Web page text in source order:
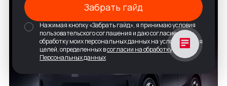
Забрать гайд
Нажимая кнопку «Забрать гайд», я принимаю условия
пользовательского соглашения и даю согласие на
обработку моих персональных данных на условиях и для
целей, определенных всогласии на обработку
Персональных данных